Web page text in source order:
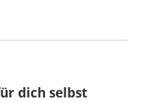
dich selbst